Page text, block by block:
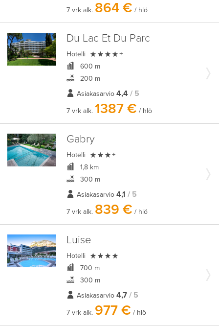
7 vrk alk. 864 € / hlö
Du Lac Et Du Parc
Hotelli  +
600 m
200 m
Asiakasarvio 4,4 / 5
7 vrk alk. 1387 € / hlö
Gabry
Hotelli  +
1,8 km
300 m
Asiakasarvio 4,1 / 5
7 vrk alk. 839 € / hlö
Luise
Hotelli 
700 m
300 m
Asiakasarvio 4,7 / 5
7 vrk alk. 977 € / hlö